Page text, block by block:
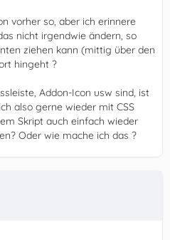
vorher so, aber ich erinnere
nicht irgendwie ändern, so
ziehen kann (mittig über den
hingeht ?
Addon-Icon usw sind, ist
also gerne wieder mit CSS
Skript auch einfach wieder
Oder wie mache ich das ?